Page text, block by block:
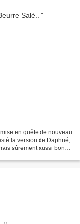
en quête de nouveau
la version de Daphné,
sûrement aussi bon?!